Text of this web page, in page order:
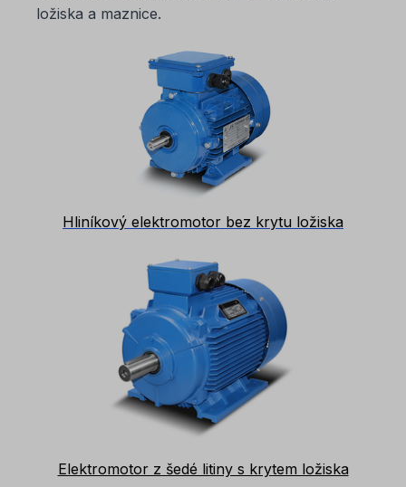
ložiska a maznice.
Hliníkový elektromotor bez krytu ložiska
Elektromotor z šedé litiny s krytem ložiska